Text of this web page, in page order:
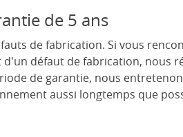
de 5 ans
de fabrication. Si vous
défaut de fabrication, nous
de garantie, nous
aussi longtemps que